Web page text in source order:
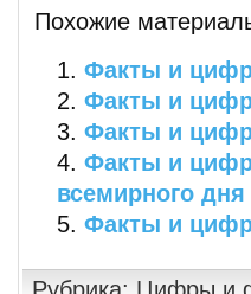
Похожие
Факты и
Факты и
Факты и
Факты и
всемирного
Факты и
Рубрика: Цифры и